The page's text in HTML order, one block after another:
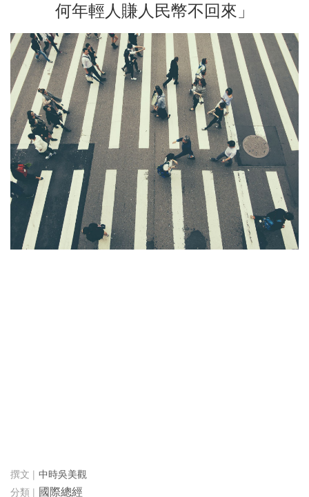
何年輕人賺人民幣不回來」
中時吳美觀
國際總經